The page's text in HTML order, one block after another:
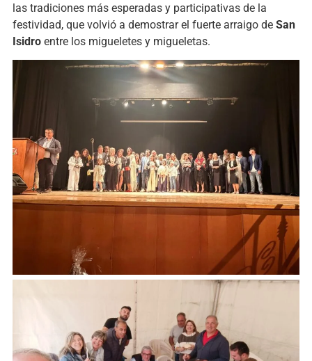
las tradiciones más esperadas y participativas de la
festividad, que volvió a demostrar el fuerte arraigo de San
Isidroentre los migueletes y migueletas.